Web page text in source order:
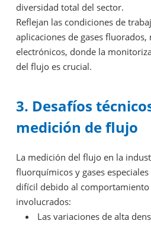
diversidad total del sector.
Reflejan las condiciones de
aplicaciones de gases
electrónicos, donde la
del flujo es crucial.
3. Desafíos
medición de flujo
La medición del flujo en la
fluorquímicos y gases
difícil debido al
involucrados:
Las variaciones de alta